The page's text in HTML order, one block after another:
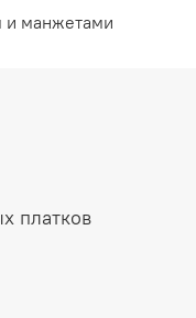
и манжетами
платков